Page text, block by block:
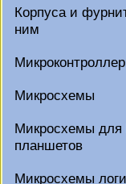
Корпуса и
ним
Микросхемы
Микросхемы
планшетов
Микросхемы